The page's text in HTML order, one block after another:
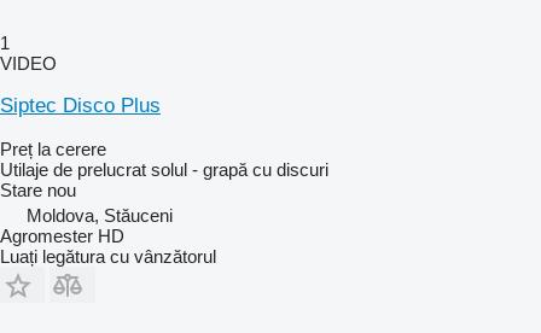
1
VIDEO
Siptec Disco Plus
Preț la cerere
Utilaje de prelucrat solul - grapă cu discuri
Stare nou
Moldova, Stăuceni
Agromester HD
Luați legătura cu vânzătorul